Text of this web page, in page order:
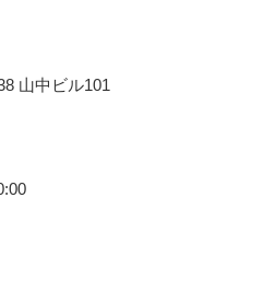
山中ビル101